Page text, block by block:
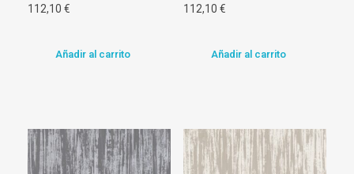
112,10 €
Añadir al carrito
112,10 €
Añadir al carrito